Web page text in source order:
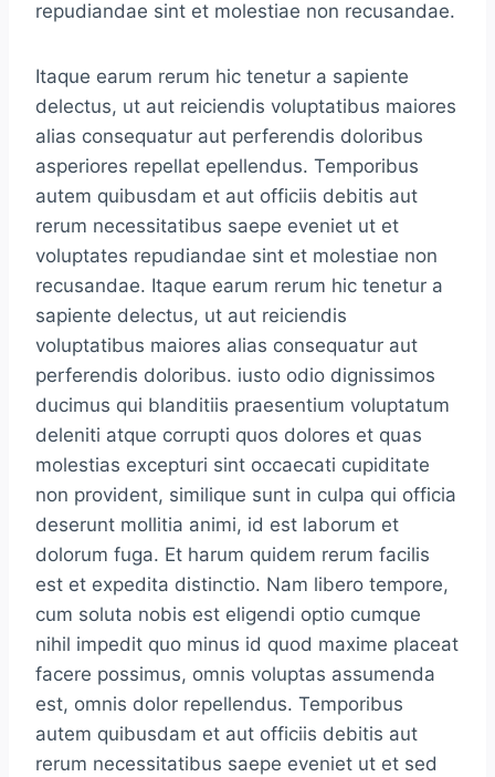
repudiandae sint et molestiae non recusandae.
Itaque earum rerum hic tenetur a sapiente
delectus, ut aut reiciendis voluptatibus maiores
alias consequatur aut perferendis doloribus
asperiores repellat epellendus. Temporibus
autem quibusdam et aut officiis debitis aut
rerum necessitatibus saepe eveniet ut et
voluptates repudiandae sint et molestiae non
recusandae. Itaque earum rerum hic tenetur a
sapiente delectus, ut aut reiciendis
voluptatibus maiores alias consequatur aut
perferendis doloribus. iusto odio dignissimos
ducimus qui blanditiis praesentium voluptatum
deleniti atque corrupti quos dolores et quas
molestias excepturi sint occaecati cupiditate
non provident, similique sunt in culpa qui officia
deserunt mollitia animi, id est laborum et
dolorum fuga. Et harum quidem rerum facilis
est et expedita distinctio. Nam libero tempore,
cum soluta nobis est eligendi optio cumque
nihil impedit quo minus id quod maxime placeat
facere possimus, omnis voluptas assumenda
est, omnis dolor repellendus. Temporibus
autem quibusdam et aut officiis debitis aut
rerum necessitatibus saepe eveniet ut et sed